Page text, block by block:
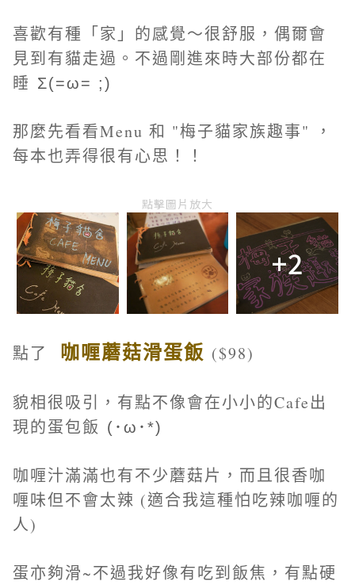
喜歡有種「家」的感覺～很舒服，偶爾會
見到有貓走過。不過剛進來時大部份都在
睡 Σ(=ω= ;)
那麼先看看Menu 和 "梅子貓家族趣事" ，
每本也弄得很有心思！！
點擊圖片放大
+2
點了 咖喱蘑菇滑蛋飯 ($98)
貌相很吸引，有點不像會在小小的Cafe出
現的蛋包飯 (･ω･*)
咖喱汁滿滿也有不少蘑菇片，而且很香咖
喱味但不會太辣 (適合我這種怕吃辣咖喱的
人)
蛋亦夠滑~不過我好像有吃到飯焦，有點硬